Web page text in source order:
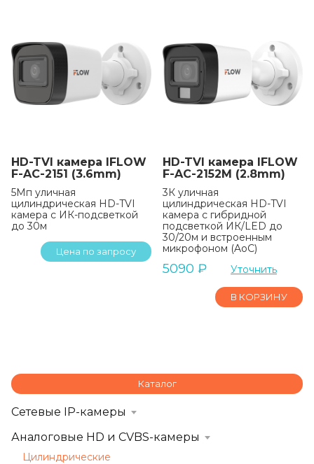
HD-TVI камера IFLOW
F-AC-2151 (3.6mm)
5Мп уличная
цилиндрическая HD-TVI
камера с ИК-подсветкой
до 30м
Цена по запросу
HD-TVI камера IFLOW
F-AC-2152M (2.8mm)
3К уличная
цилиндрическая HD-TVI
камера с гибридной
подсветкой ИК/LED до
30/20м и встроенным
микрофоном (AoC)
5090 ₽ Уточнить
В КОРЗИНУ
Каталог
Сетевые IP-камеры
Аналоговые HD и CVBS-камеры
Цилиндрические